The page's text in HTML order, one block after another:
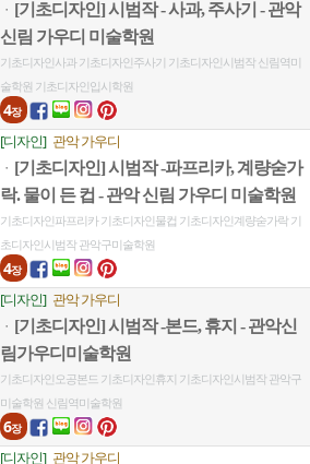
ㆍ [기초디자인] 시범작 - 사과, 주사기 - 관악
신림 가우디 미술학원
기초디자인사과기초디자인주사기 기초디자인시범작 신림역미
술학원 기초디자인입시학원
4장
[디자인] 관악 가우디
ㆍ [기초디자인] 시범작 -파프리카, 계량숟가
락. 물이 든 컵 - 관악 신림 가우디 미술학원
기초디자인파프리카기초디자인물컵 기초디자인계량숟가락 기
초디자인시범작 관악구미술학원
4장
[디자인] 관악 가우디
ㆍ [기초디자인] 시범작 -본드, 휴지 - 관악신
림가우디미술학원
기초디자인오공본드 기초디자인휴지 기초디자인시범작 관악구
미술학원 신림역미술학원
6장
[디자인] 관악 가우디